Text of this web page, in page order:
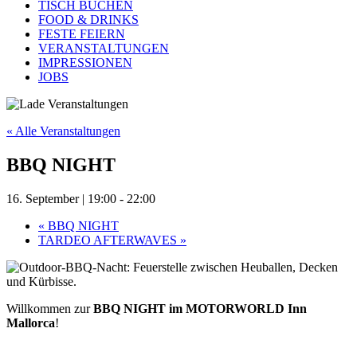
TISCH BUCHEN
FOOD & DRINKS
FESTE FEIERN
VERANSTALTUNGEN
IMPRESSIONEN
JOBS
« Alle Veranstaltungen
BBQ NIGHT
16. September | 19:00 - 22:00
« BBQ NIGHT
TARDEO AFTERWAVES »
Willkommen zurBBQ NIGHT im MOTORWORLD Inn
Mallorca!